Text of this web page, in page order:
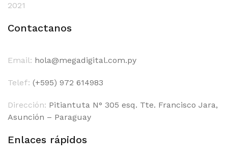
2021
Contactanos
Email: hola@megadigital.com.py
Telef: (+595) 972 614983
Dirección: Pitiantuta N° 305 esq. Tte. Francisco Jara,
Asunción – Paraguay
Enlaces rápidos